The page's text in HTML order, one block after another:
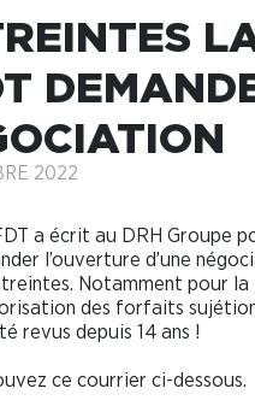
2022
a écrit au DRH Groupe
l’ouverture d’une
Notamment pour la
des forfaits
revus depuis 14 ans !
ce courrier ci-dessous.